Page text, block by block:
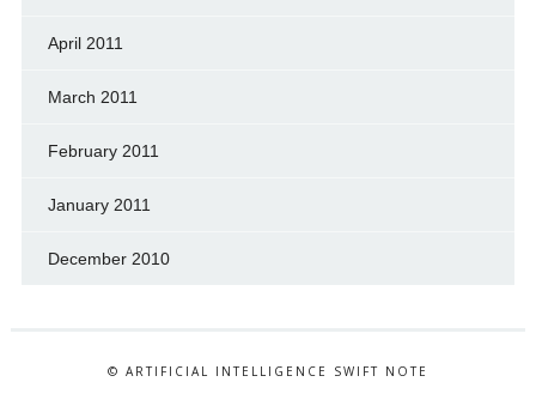
April 2011
March 2011
February 2011
January 2011
December 2010
© ARTIFICIAL INTELLIGENCE SWIFT NOTE